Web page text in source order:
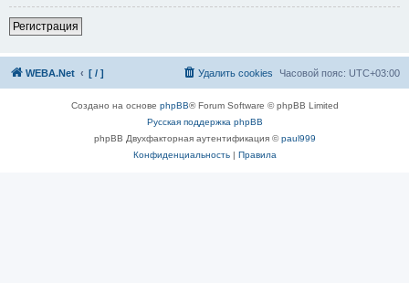
Регистрация
WEBA.Net [ / ] Часовой пояс: UTC+03:00
Удалить cookies
Создано на основе phpBB® Forum Software © phpBB Limited
Русская поддержка phpBB
phpBB Двухфакторная аутентификация ©paul999
Конфиденциальность| Правила